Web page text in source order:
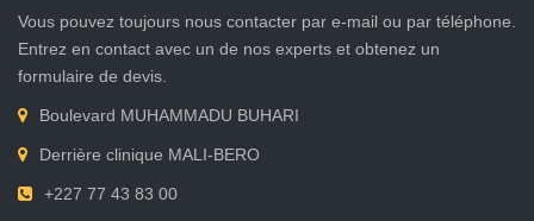
Vous pouvez toujours nous contacter par e-mail ou par téléphone.
Entrez en contact avec un de nos experts et obtenez un
formulaire de devis.
Boulevard MUHAMMADU BUHARI
Derrière clinique MALI-BERO
+227 77 43 83 00